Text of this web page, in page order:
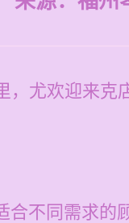
，尤欢迎来克
不同需求的